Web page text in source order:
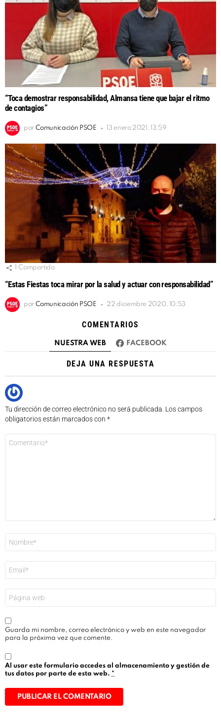
“Toca demostrar responsabilidad, Almansa tiene que bajar el ritmo
de contagios”
por Comunicación PSOE 13 enero 2021, 13:59
Compartido
“Estas Fiestas toca mirar por la salud y actuar con responsabilidad”
por Comunicación PSOE 22 diciembre 2020, 10:53
COMENTARIOS
NUESTRA WEB FACEBOOK
DEJA UNA RESPUESTA
Tu dirección de correo electrónico no será publicada. Los campos
obligatorios están marcados con *
electrónico
*
Guarda mi nombre, correo electrónico y web en este navegador
para la próxima vez que comente.
Al usar este formulario accedes al almacenamiento y gestión de
tus datos por parte de esta web. *